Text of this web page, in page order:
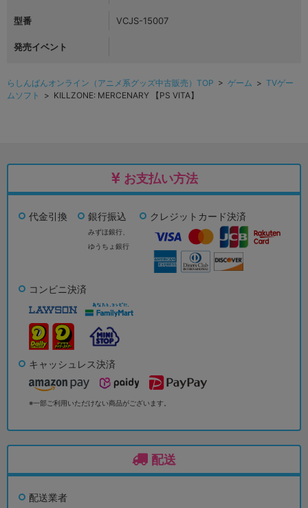
型番 VCJS-15007
発売イベント
らしんばんオンライン（アニメ系グッズ中古販売）TOP > ゲーム > TVゲー
ムソフト
> KILLZONE: MERCENARY 【PS VITA】
お支払い方法
代金引換 銀行振込
みずほ銀行、
ゆうちょ銀行
クレジットカード決済
コンビニ決済
キャッシュレス決済
※一部ご利用いただけない商品がございます。
配送
配送業者